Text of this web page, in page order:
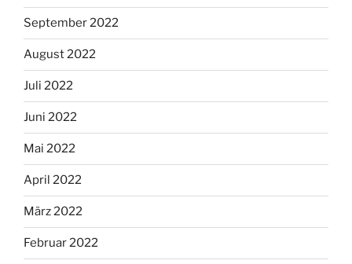
September 2022
August 2022
Juli 2022
Juni 2022
Mai 2022
April 2022
März 2022
Februar 2022